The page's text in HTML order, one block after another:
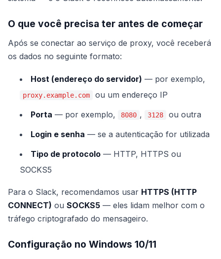
O que você precisa ter antes de começar
Após se conectar ao serviço de proxy, você receberá
os dados no seguinte formato:
Host (endereço do servidor) — por exemplo,
proxy.example.com
ou um endereço IP
Porta — por exemplo, 8080 , 3128
ou outra
Login e senha — se a autenticação for utilizada
Tipo de protocolo — HTTP, HTTPS ou
SOCKS5
Para o Slack, recomendamos usar HTTPS (HTTP
CONNECT) ou SOCKS5 — eles lidam melhor com o
tráfego criptografado do mensageiro.
Configuração no Windows 10/11